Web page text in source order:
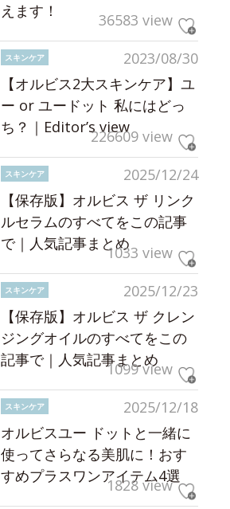
えます！
36583 view
2023/08/30
スキンケア
【オルビス2大スキンケア】ユ
ー or ユードット 私にはどっ
ち？｜Editor’s view226609 view
2025/12/24
スキンケア
【保存版】オルビス ザ リンク
ルセラムのすべてをこの記事
で｜人気記事まとめ1033 view
2025/12/23
スキンケア
【保存版】オルビス ザ クレン
ジングオイルのすべてをこの
記事で｜人気記事まとめ
1099 view
2025/12/18
スキンケア
オルビスユー ドットと一緒に
使ってさらなる美肌に！おす
すめプラスワンアイテム4選
1828 view